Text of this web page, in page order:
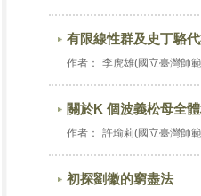
有限線性群及史丁駱
作者： 李虎雄(國立臺灣師
關於K 個波義松母全
作者： 許瑜莉(國立臺灣師
初探劉徽的窮盡法